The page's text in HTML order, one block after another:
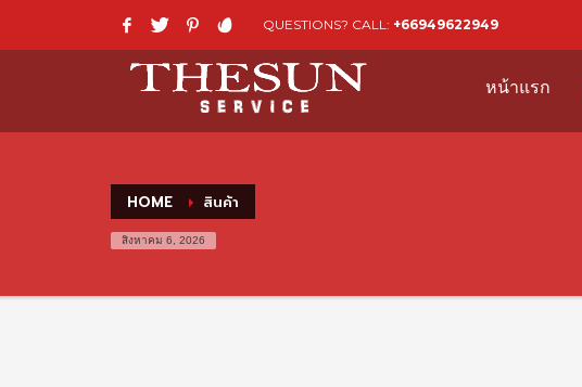
QUESTIONS? CALL: +66949622949
หน้าแรก
HOME สินค้า
สิงหาคม 6, 2026